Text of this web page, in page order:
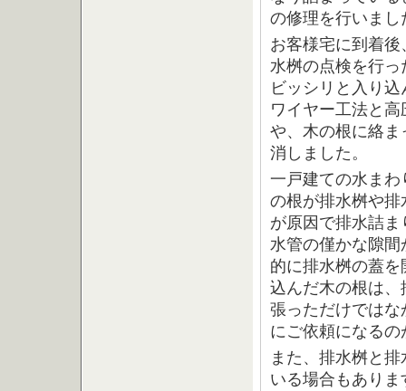
の修理を行いまし
お客様宅に到着
水桝の点検を行
ビッシリと入り
ワイヤー工法と
や、木の根に絡
消しました。
一戸建ての水ま
の根が排水桝や
が原因で排水詰
水管の僅かな隙
的に排水桝の蓋
込んだ木の根は
張っただけでは
にご依頼になる
また、排水桝と
いる場合もあり